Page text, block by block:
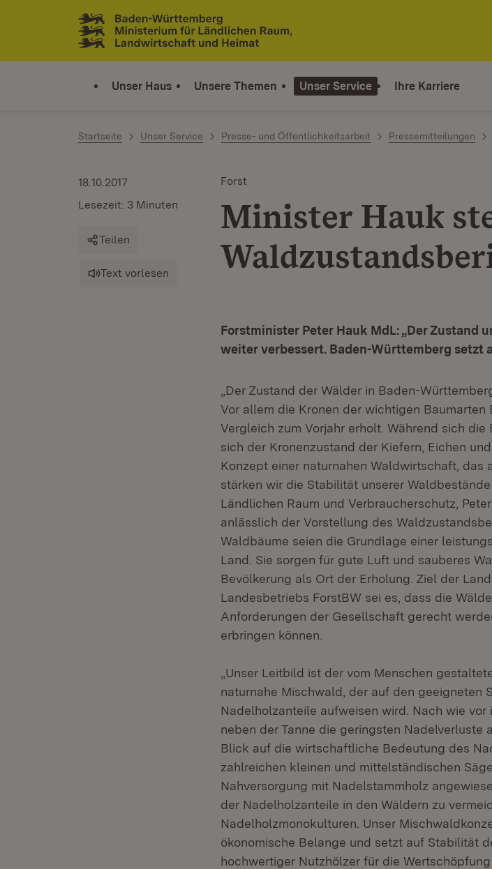
Zum Inhalt springen
Link zur Startseite
Unser Haus Unsere Themen Unser Service Ihre Karriere
Startseite Unser Service Presse- und Öffentlichkeitsarbeit Pressemitteilungen
Forst
Minister Hauk
18.10.2017
Lesezeit: 3 Minuten
Teilen
Text vorlesen
Forstminister Peter Hauk MdL: „Der Zustand
weiter verbessert. Baden-Württemberg setzt
„Der Zustand der Wälder in Baden-
Vor allem die Kronen der wichtigen Baumarten
Vergleich zum Vorjahr erholt. Während sich
sich der Kronenzustand der Kiefern, Eichen
Konzept einer naturnahen Waldwirtschaft, das
stärken wir die Stabilität unserer
Ländlichen Raum und Verbraucherschutz,
anlässlich der Vorstellung des
Waldbäume seien die Grundlage einer
Land. Sie sorgen für gute Luft und sauberes
Bevölkerung als Ort der Erholung. Ziel der
Landesbetriebs ForstBW sei es, dass die
Anforderungen der Gesellschaft gerecht
erbringen können.
„Unser Leitbild ist der vom Menschen
naturnahe Mischwald, der auf den geeigneten
Nadelholzanteile aufweisen wird. Nach wie
neben der Tanne die geringsten Nadelverluste
Blick auf die wirtschaftliche Bedeutung des
zahlreichen kleinen und mittelständischen
Nahversorgung mit Nadelstammholz
der Nadelholzanteile in den Wäldern zu
Nadelholzmonokulturen. Unser
ökonomische Belange und setzt auf Stabilität
hochwertiger Nutzhölzer für die